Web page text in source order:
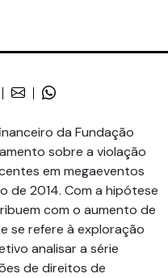
da Fundação
sobre a violação
em megaeventos
de 2014. Com a hipótese
com o aumento de
se refere à exploração
analisar a série
de direitos de